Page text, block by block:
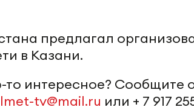
предлагал
в Казани.
то интересное? Сообщите
tv@mail.ru или + 7 917